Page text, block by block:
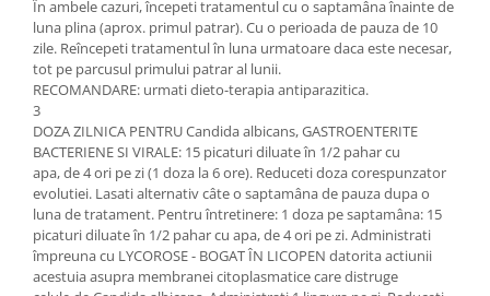
În ambele cazuri, începeti tratamentul cu o saptamâna înainte de
luna plina (aprox. primul patrar). Cu o perioada de pauza de 10
zile. Reîncepeti tratamentul în luna urmatoare daca este necesar,
tot pe parcusul primului patrar al lunii.
RECOMANDARE: urmati dieto-terapia antiparazitica.
3
DOZA ZILNICA PENTRU Candida albicans, GASTROENTERITE
BACTERIENE SI VIRALE: 15 picaturi diluate în 1/2 pahar cu
apa, de 4 ori pe zi (1 doza la 6 ore). Reduceti doza corespunzator
evolutiei. Lasati alternativ câte o saptamâna de pauza dupa o
luna de tratament. Pentru întretinere: 1 doza pe saptamâna: 15
picaturi diluate în 1/2 pahar cu apa, de 4 ori pe zi. Administrati
împreuna cu LYCOROSE - BOGAT ÎN LICOPEN datorita actiunii
acestuia asupra membranei citoplasmatice care distruge